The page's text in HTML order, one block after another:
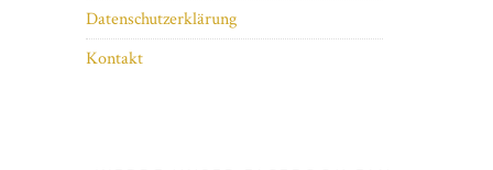
Datenschutzerklärung
Kontakt